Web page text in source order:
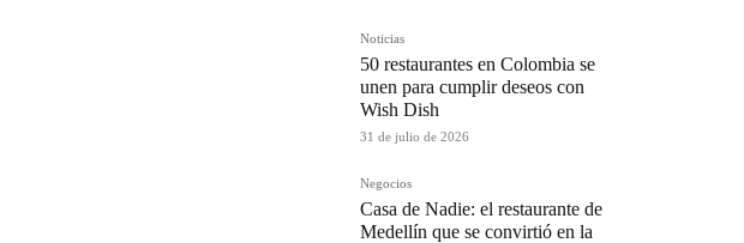
Noticias
50 restaurantes en Colombia se
unen para cumplir deseos con
Wish Dish
31 de julio de 2026
Negocios
Casa de Nadie: el restaurante de
Medellín que se convirtió en la